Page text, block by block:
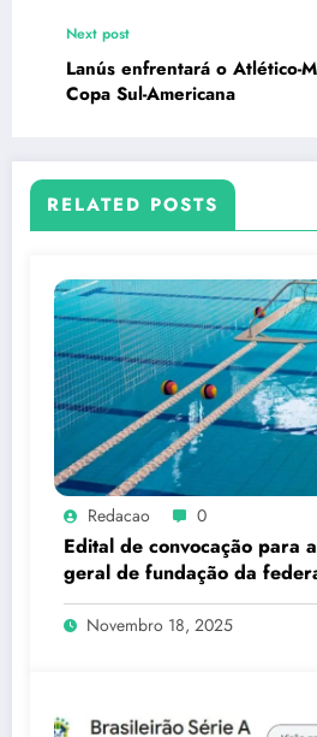
Next post
Lanús enfrentará o Atlético-
Copa Sul-Americana
RELATED POSTS
Redacao 0
Edital de convocação para
geral de fundação da
esportes subaquáticos do
de janeiro – FESARJ
Novembro 18, 2025